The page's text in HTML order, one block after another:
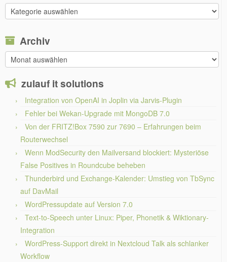
Weitere
Themen
Archiv
Archiv
zulauf it solutions
Integration von OpenAI in Joplin via Jarvis-Plugin
Fehler bei Wekan-Upgrade mit MongoDB 7.0
Von der FRITZ!Box 7590 zur 7690 – Erfahrungen beim
Routerwechsel
Wenn ModSecurity den Mailversand blockiert: Mysteriöse
False Positives in Roundcube beheben
Thunderbird und Exchange-Kalender: Umstieg von TbSync
auf DavMail
WordPressupdate auf Version 7.0
Text-to-Speech unter Linux: Piper, Phonetik & Wiktionary-
Integration
WordPress-Support direkt in Nextcloud Talk als schlanker
Workflow